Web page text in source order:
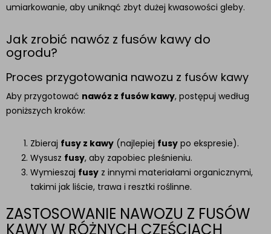
umiarkowanie, aby uniknąć zbyt dużej kwasowości gleby.
Jak zrobić nawóz z fusów kawy do
ogrodu?
Proces przygotowania nawozu z fusów kawy
Aby przygotować nawóz z fusów kawy, postępuj według
poniższych kroków:
Zbieraj fusy z kawy (najlepiej fusy po ekspresie).
Wysusz fusy, aby zapobiec pleśnieniu.
Wymieszaj fusy z innymi materiałami organicznymi,
takimi jak liście, trawa i resztki roślinne.
ZASTOSOWANIE NAWOZU Z FUSÓW
KAWY W RÓŻNYCH CZĘŚCIACH